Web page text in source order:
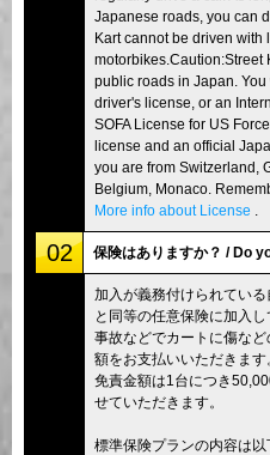
Japanese roads, you can
Kart cannot be driven with
motorbikes.Caution:Street
public roads in Japan.
driver's license, or an
SOFA License for US
license and an official
you are from Switzerland,
Belgium, Monaco.
More info about License
02 保険はありますか？ / Do
加入が義務付けられてい
と同等の任意保険に加入
事故などでカートに傷な
額をお支払いいただきます
免責金額は1台につき
せていただきます。
標準保険プランの内容は以